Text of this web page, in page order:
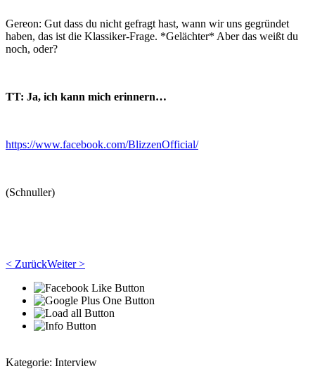
Gereon: Gut dass du nicht gefragt hast, wann wir uns gegründet
haben, das ist die Klassiker-Frage. *Gelächter* Aber das weißt du
noch, oder?
TT: Ja, ich kann mich erinnern…
https://www.facebook.com/BlizzenOfficial/
(Schnuller)
< ZurückWeiter >
Kategorie: Interview